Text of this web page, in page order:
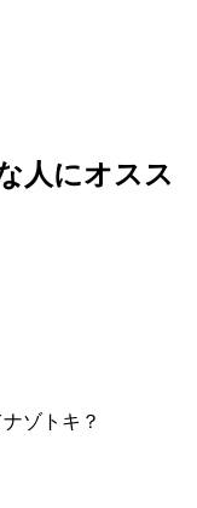
人にオスス
ゾトキ？